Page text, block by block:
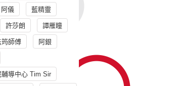
儀 藍精靈
許莎朗 譚雁瞳
筠師傅 阿銀
輔導中心 Tim Sir